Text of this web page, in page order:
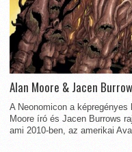
Alan Moore & Jacen
A Neonomicon a
Moore író és Jacen Burrows
ami 2010-ben, az amerikai